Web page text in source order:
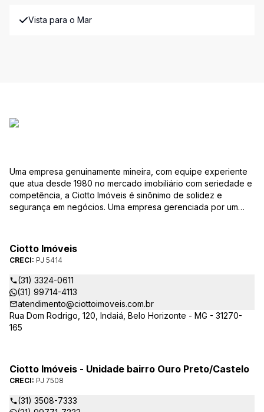
Vista para o Mar
Uma empresa genuinamente mineira, com equipe experiente
que atua desde 1980 no mercado imobiliário com seriedade e
competência, a Ciotto Imóveis é sinônimo de solidez e
segurança em negócios. Uma empresa gerenciada por um
conservação de condomínios, disponibilizando sempre as
melhores opções da região da Pampulha. Oferecemos ainda
completa assessória, consulte-nos sobre os nossos
lançamentos, imóveis em construção e condomínios fechados,
administrados exclusivamente pela Ciotto Imóveis. Fazemos a
aprovação do seu credito junto a Caixa Econômica Federal e
demais agentes financeiros.
Ciotto Imóveis
CRECI: PJ 5414
(31) 3324-0611
(31) 99714-4113
atendimento@ciottoimoveis.com.br
Rua Dom Rodrigo, 120, Indaiá, Belo Horizonte - MG - 31270-
165
Ciotto Imóveis - Unidade bairro Ouro Preto/Castelo
CRECI: PJ 7508
(31) 3508-7333